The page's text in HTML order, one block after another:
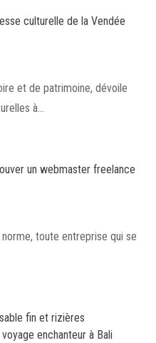
culturelle de la Vendée
et de patrimoine, dévoile
à…
un webmaster freelance
toute entreprise qui se
fin et rizières
enchanteur à Bali